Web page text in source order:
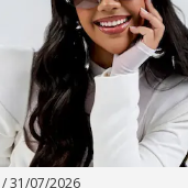
/31/07/2026